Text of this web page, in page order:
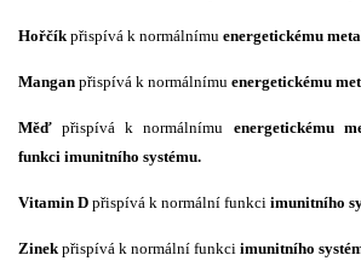
Hořčík přispívá k normálnímu energetickému
Mangan přispívá k normálnímu energetickému
Měď přispívá k normálnímu energetickému
funkci imunitního systému.
Vitamin D přispívá k normální funkci imunitního
Zinek přispívá k normální funkci imunitního